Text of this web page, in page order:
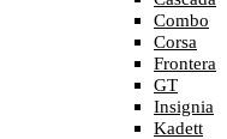
Combo
Corsa
Frontera
GT
Insignia
Kadett